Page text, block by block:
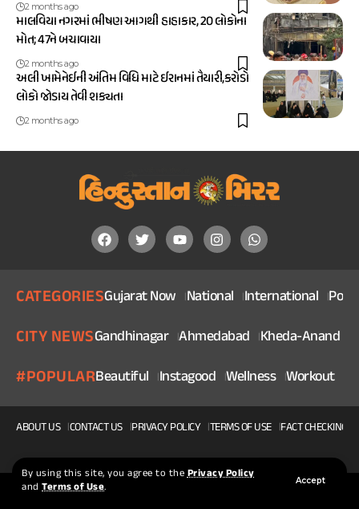
By using this site, you agree to thePrivacy Policy
andTerms of Use. Accept
2 months ago
માલવિયા નગરમાં ભીષણ આગથી હાહાકાર, 20 લોકોના
મોત; 47ને બચાવાયા
2 months ago
અલી ખામેનેઈની અંતિમ વિધિ માટે ઈરાનમાં તૈયારી,કરોડો
લોકો જોડાય તેવી શક્યતા
2 months ago
CATEGORIESGujarat Now National International
CITY NEWSGandhinagar Ahmedabad Kheda-Anand
#POPULARBeautiful Instagood Wellness Workout
ABOUT US CONTACT US PRIVACY POLICY TERMS OF USE FACT CHECKING
© 2025, Copyright Hindustan Mirror | Made With ❤ By Squidteck